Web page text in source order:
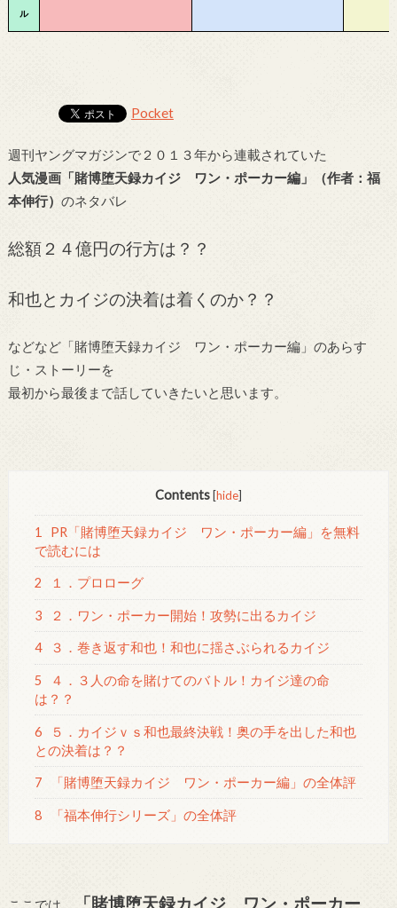
ル
Pocket
週刊ヤングマガジンで２０１３年から連載されていた
人気漫画「賭博堕天録カイジ ワン・ポーカー編」（作者：福
本伸行） のネタバレ
総額２４億円の行方は？？
和也とカイジの決着は着くのか？？
などなど「賭博堕天録カイジ ワン・ポーカー編」のあらす
じ・ストーリーを
最初から最後まで話していきたいと思います。
Contents [hide]
1
PR「賭博堕天録カイジ ワン・ポーカー編」を無料
で読むには
2 １．プロローグ
3 ２．ワン・ポーカー開始！攻勢に出るカイジ
4 ３．巻き返す和也！和也に揺さぶられるカイジ
5
４．３人の命を賭けてのバトル！カイジ達の命
は？？
6
５．カイジｖｓ和也最終決戦！奥の手を出した和也
との決着は？？
7 「賭博堕天録カイジ ワン・ポーカー編」の全体評
8 「福本伸行シリーズ」の全体評
ここでは
「賭博堕天録カイジ ワン・ポーカー